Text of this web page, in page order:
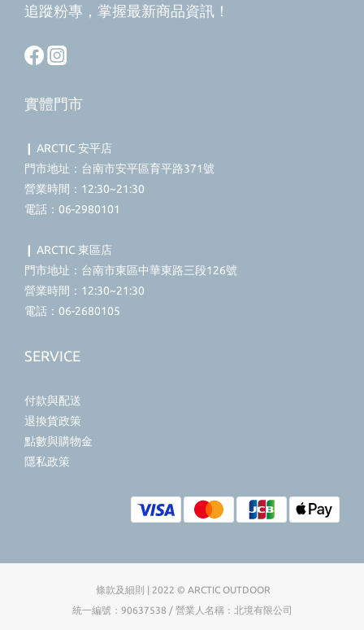
追蹤粉專，掌握最新商品資訊！
實體門市
❙ ARCTIC 安平店
門市地址：台南市安平區育平路371號
營業時間：12:30~21:30
電話：06-2980101
❙ ARCTIC 東區店
門市地址：台南市東區中華東路三段126號
營業時間：12:30~21:30
電話：06-2680105
SERVICE
付款與配送
退換貨政策
點數與購物金
隱私政策
條款及細則 | 2022 © ARCTIC OUTDOOR
統一編號：90637538 / 營業人名稱：北境有限公司